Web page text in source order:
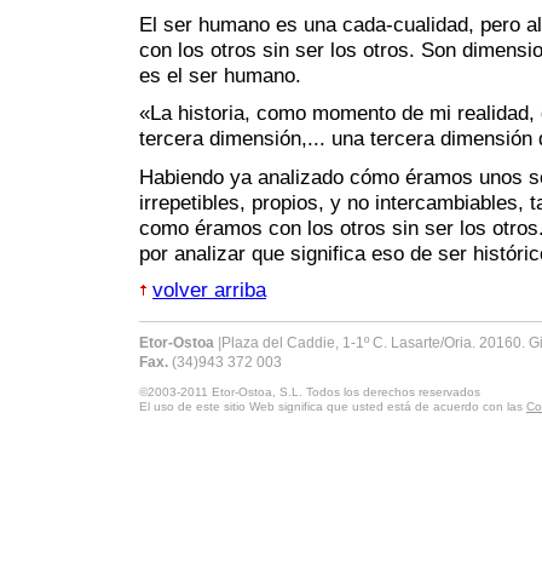
El ser humano es una cada-cualidad, pero
con los otros sin ser los otros. Son
es el ser humano.
«La historia, como momento de mi
tercera dimensión,... una tercera dimensión
Habiendo ya analizado cómo éramos unos
irrepetibles, propios, y no intercambiables,
como éramos con los otros sin ser los
por analizar que significa eso de ser
volver arriba
Etor-Ostoa Plaza del Caddie, 1-1º C. Lasarte/Oria. 20160.
Fax. (34)943 372 003
©2003-2011 Etor-Ostoa, S.L.
Todos los derechos reservados
El uso de este sitio Web significa que usted está de acuerdo con las